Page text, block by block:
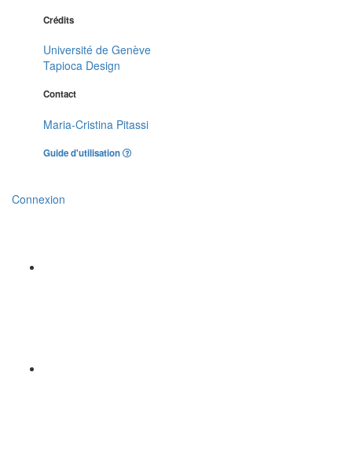
Crédits
Université de Genève
Tapioca Design
Contact
Maria-Cristina Pitassi
Guide d'utilisation
Connexion